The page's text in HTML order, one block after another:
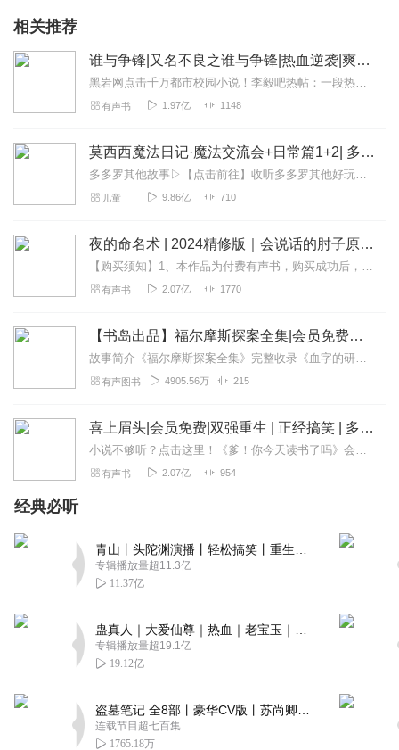
相关推荐
谁与争锋|又名不良之谁与争锋|热血逆袭|爽文爆笑|会员免费
黑岩网点击千万都市校园小说！李毅吧热帖：一段热血的青春故事，一个狂拽屌丝的逆袭传奇。热血都市主播探月倾情演绎【内容简介】两年前，她是丑逼，我是男神；...
有声书 1.97亿 1148
莫西西魔法日记·魔法交流会+日常篇1+2| 多多罗
多多罗其他故事▷【点击前往】收听多多罗其他好玩有趣的故事▷【点击加入】多多罗圈子，和粉丝们一起互动吧！关注公众号：多多罗故事欢迎关注微信公众号/小红书：多多罗...
儿童 9.86亿 710
夜的命名术 | 2024精修版｜会说话的肘子原著 | 起点年榜top1｜超豪华制作｜司徒领衔多人有声剧
【购买须知】1、本作品为付费有声书，购买成功后，即可收听。2、版权归原作者所有，严禁翻录成任何形式，严禁在任何第三方平台传播，违者将追究其法律责任。3、如在充值...
有声书 2.07亿 1770
【书岛出品】福尔摩斯探案全集|会员免费畅听
故事简介《福尔摩斯探案全集》完整收录《血字的研究·四签名》《福尔摩斯冒险史》《福尔摩斯回忆录》《福尔摩斯归来记》《巴斯克维尔的猎犬·恐怖谷》《*后的致意》《福尔...
有声图书 4905.56万 215
喜上眉头|会员免费|双强重生 | 正经搞笑 | 多人有声剧
小说不够听？点击这里！《爹！你今天读书了吗》会员免费～爆笑上线！！！【内容简介】大靖朝一夫一妻典范，被誉为佳话的帝后，死后齐齐重生了。这是一个重生的皇帝陛下想替...
有声书 2.07亿 954
经典必听
专辑播放量超11.3亿
11.37亿
专辑播放量超19.1亿
19.12亿
连载节目超七百集
1765.18万